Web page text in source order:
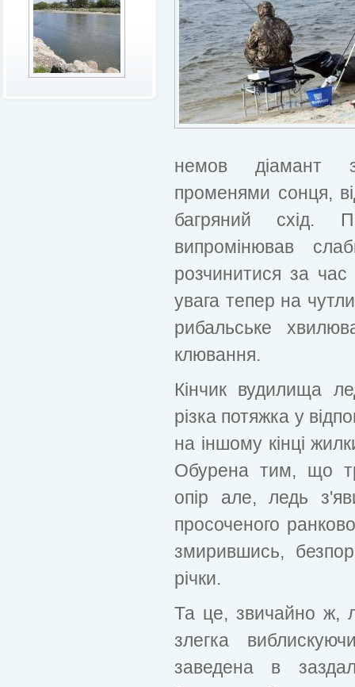
немов діамант
променями сонця,
багряний схід.
випромінював
розчинитися за час
увага тепер на
рибальське
клювання.
Кінчик вудилища
різка потяжка у
на іншому кінці
Обурена тим, що
опір але, ледь
просоченого
змирившись,
річки.
Та це, звичайно ж,
злегка
заведена в